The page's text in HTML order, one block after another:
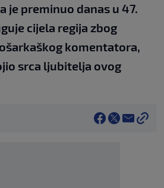
je preminuo danas u 47.
cijela regija zbog
komentatora,
srca ljubitelja ovog